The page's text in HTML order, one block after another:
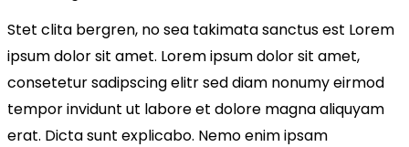
Stet clita bergren, no sea takimata sanctus est Lorem
ipsum dolor sit amet. Lorem ipsum dolor sit amet,
consetetur sadipscing elitr sed diam nonumy eirmod
tempor invidunt ut labore et dolore magna aliquyam
erat. Dicta sunt explicabo. Nemo enim ipsam